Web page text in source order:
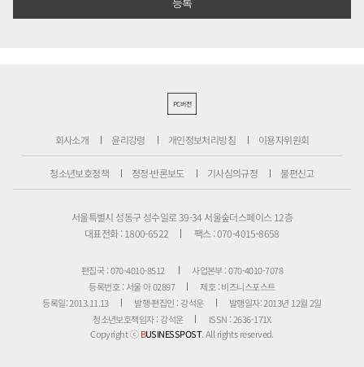
PC버전
회사소개 윤리강령 개인정보처리방침 이용자위원회
청소년보호정책 정정·반론보도 기사심의규정 불편신고
서울특별시 성동구 성수일로 39-34 서울숲더스페이스 12층
대표전화 : 1800-6522
팩스 : 070-4015-8658
편집국 : 070-4010-8512
사업본부 : 070-4010-7078
등록번호 : 서울 아 02897
제호 : 비즈니스포스트
등록일: 2013.11.13
발행·편집인 : 강석운
발행일자: 2013년 12월 2일
청소년보호책임자 : 강석운
ISSN : 2636-171X
Copyright ⓒBUSINESSPOST. All rights reserved.